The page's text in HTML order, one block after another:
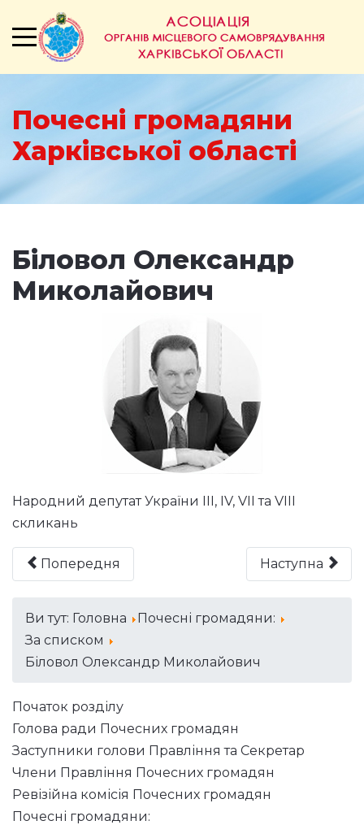
Почесні громадяни
Харківської області
Біловол Олександр
Миколайович
Народний депутат України ІІІ, ІV, VIІ та VIІІ
скликань
Попередня Наступна
Ви тут: Головна
Почесні громадяни:
За списком
Біловол Олександр Миколайович
Початок розділу
Голова ради Почесних громадян
Заступники голови Правління та Секретар
Члени Правління Почесних громадян
Ревізійна комісія Почесних громадян
Почесні громадяни: